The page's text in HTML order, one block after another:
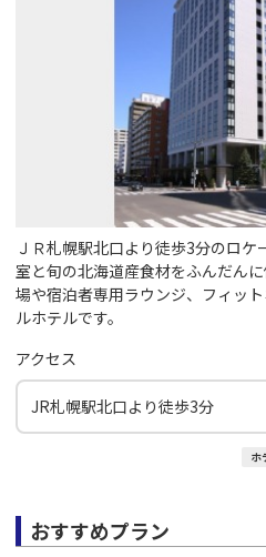
ＪＲ札幌駅北口より徒歩3分のロ
室と旬の北海道産食材をふんだん
場や宿泊者専用ラウンジ、フィッ
ルホテルです。
アクセス
JR札幌駅北口より徒歩3分
ホ
おすすめプラン